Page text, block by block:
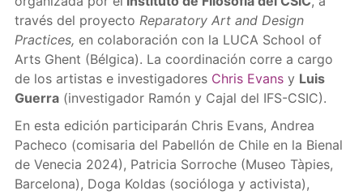
través del proyecto Reparatory Art and Design
Practices, en colaboración con la LUCA School of
Arts Ghent (Bélgica). La coordinación corre a cargo
de los artistas e investigadores Chris Evans y Luis
Guerra(investigador Ramón y Cajal del IFS-CSIC).
En esta edición participarán Chris Evans, Andrea
Pacheco (comisaria del Pabellón de Chile en la Bienal
de Venecia 2024), Patricia Sorroche (Museo Tàpies,
Barcelona), Doga Koldas (socióloga y activista),